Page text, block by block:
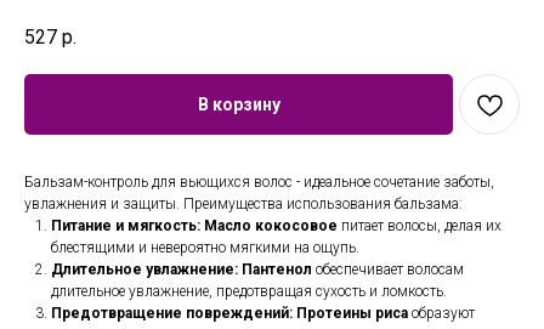
527 р.
В корзину
Бальзам-контроль для вьющихся волос - идеальное сочетание заботы,
увлажнения и защиты. Преимущества использования бальзама:
Питание и мягкость: Масло кокосовое питает волосы, делая их
блестящими и невероятно мягкими на ощупь.
Длительное увлажнение: Пантенол обеспечивает волосам
длительное увлажнение, предотвращая сухость и ломкость.
Предотвращение повреждений: Протеины риса образуют